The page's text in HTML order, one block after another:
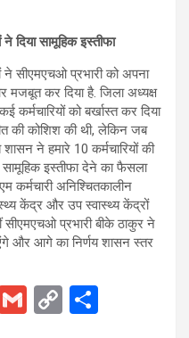
दिया सामूहिक इस्तीफा
सीएमएचओ प्रभारी को अपना
मजबूत कर दिया है. जिला अध्यक्ष
को बर्खास्त कर दिया
की कोशिश की थी, लेकिन जब
ने हमारे 10 कर्मचारियों की
इस्तीफा देने का फैसला
कर्मचारी अनिश्चितकालीन
केंद्र और उप स्वास्थ्य केंद्रों
सीएमएचओ प्रभारी बीके ठाकुर ने
और आगे का निर्णय शासन स्तर
G
C